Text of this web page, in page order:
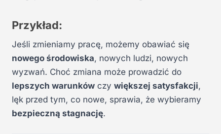
Przykład:
Jeśli zmieniamy pracę, możemy obawiać się
nowego środowiska, nowych ludzi, nowych
wyzwań. Choć zmiana może prowadzić do
lepszych warunków czy większej satysfakcji,
lęk przed tym, co nowe, sprawia, że wybieramy
bezpieczną stagnację.